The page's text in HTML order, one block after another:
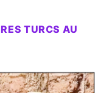
TURCS AU